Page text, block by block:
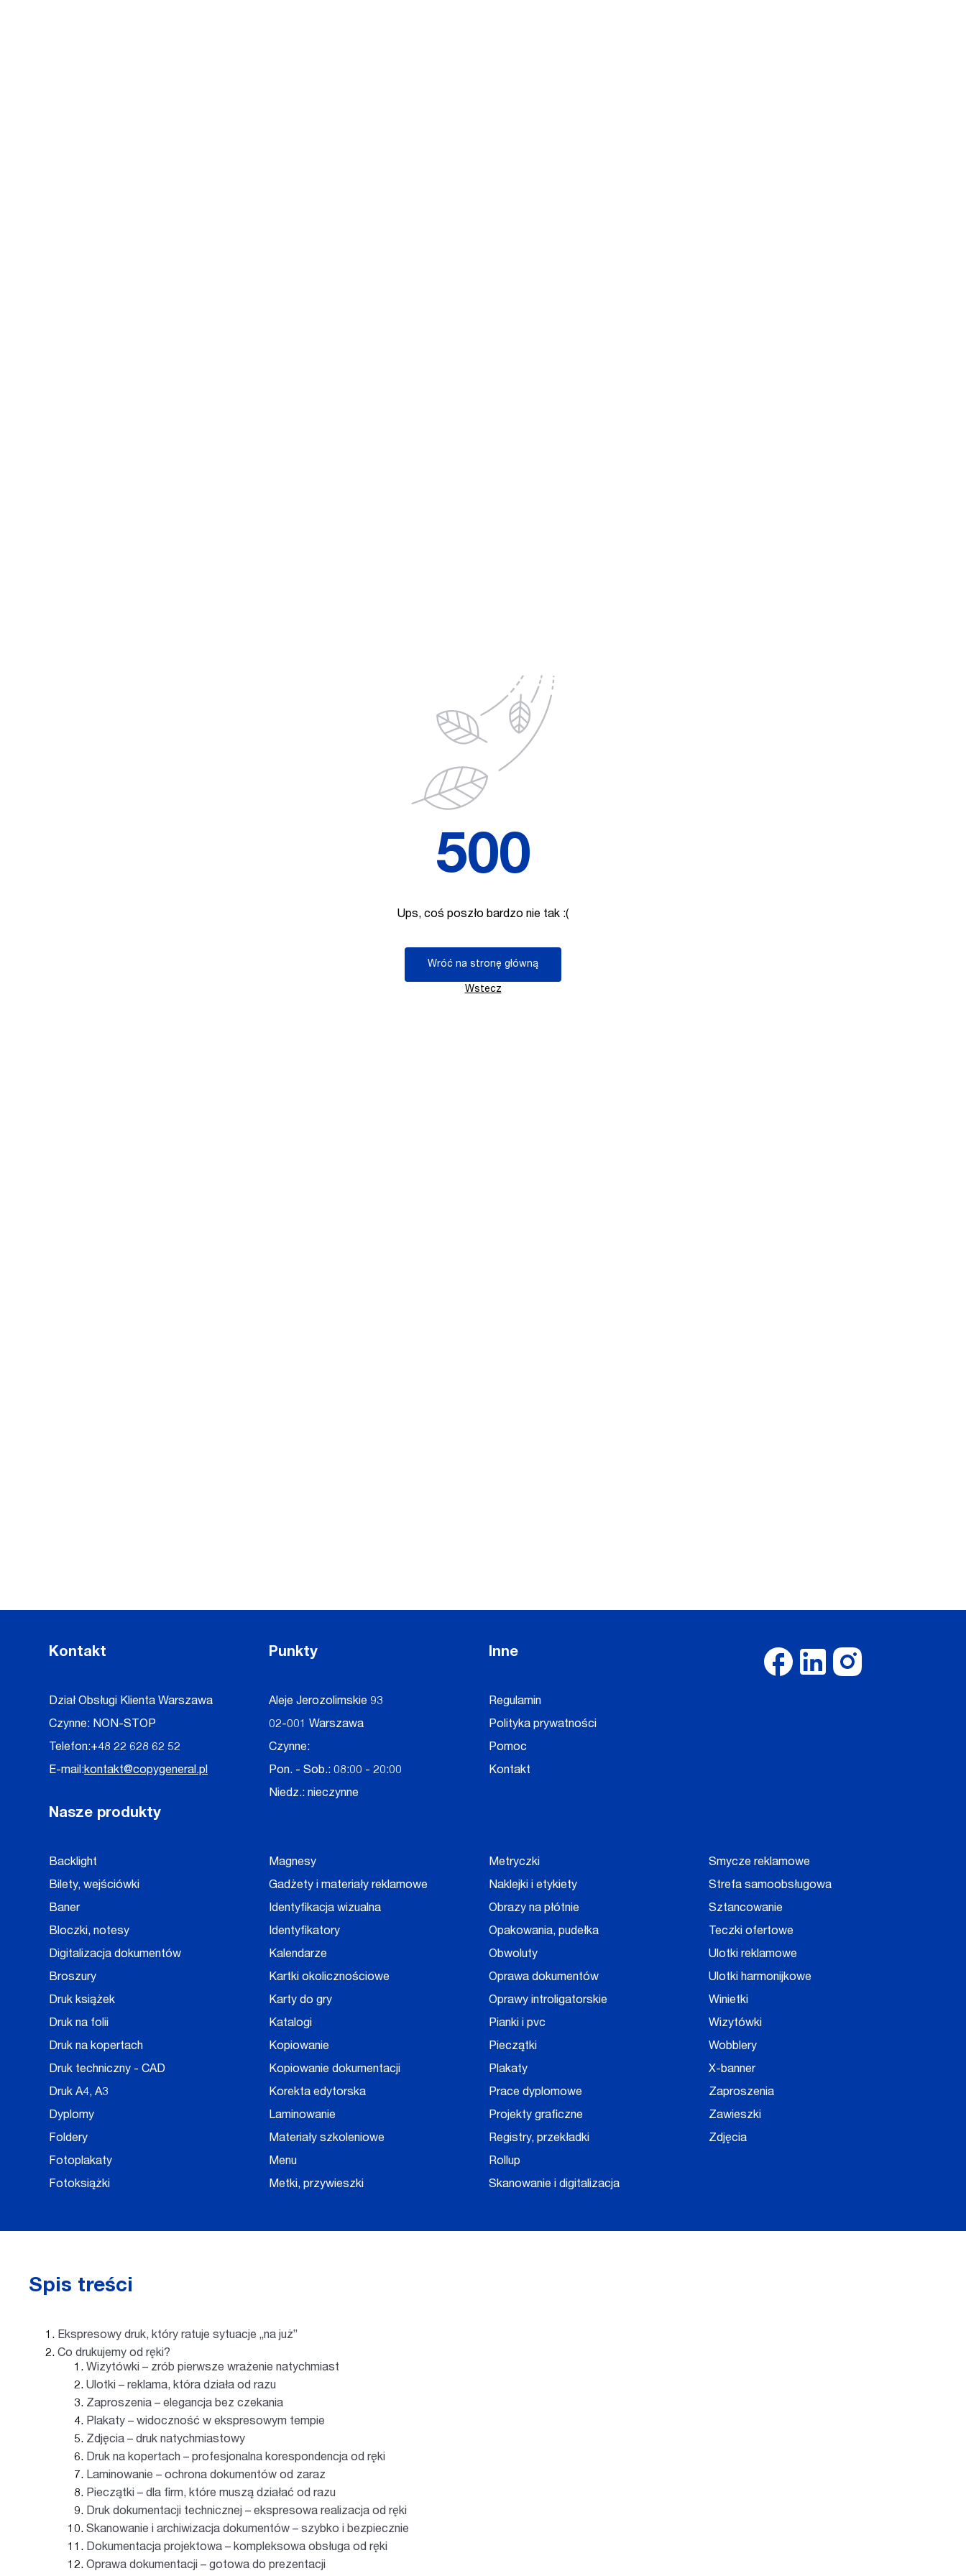
500
Ups, coś poszło bardzo nie tak :(
Wróć na stronę główną
Wstecz
Kontakt
Dział Obsługi Klienta Warszawa
Czynne: NON-STOP
Telefon:+48 22 628 62 52
E-mail:kontakt@copygeneral.pl
Punkty
Aleje Jerozolimskie 93
02-001 Warszawa
Czynne:
Pon. - Sob.: 08:00 - 20:00
Niedz.: nieczynne
Inne
Regulamin
Polityka prywatności
Pomoc
Kontakt
Nasze produkty
Backlight
Bilety, wejściówki
Baner
Bloczki, notesy
Digitalizacja dokumentów
Broszury
Druk książek
Druk na folii
Druk na kopertach
Druk techniczny - CAD
Druk A4, A3
Dyplomy
Foldery
Fotoplakaty
Fotoksiążki
Magnesy
Gadżety i materiały reklamowe
Identyfikacja wizualna
Identyfikatory
Kalendarze
Kartki okolicznościowe
Karty do gry
Katalogi
Kopiowanie
Kopiowanie dokumentacji
Korekta edytorska
Laminowanie
Materiały szkoleniowe
Menu
Metki, przywieszki
Metryczki
Naklejki i etykiety
Obrazy na płótnie
Opakowania, pudełka
Obwoluty
Oprawa dokumentów
Oprawy introligatorskie
Pianki i pvc
Pieczątki
Plakaty
Prace dyplomowe
Projekty graficzne
Registry, przekładki
Rollup
Skanowanie i digitalizacja
Smycze reklamowe
Strefa samoobsługowa
Sztancowanie
Teczki ofertowe
Ulotki reklamowe
Ulotki harmonijkowe
Winietki
Wizytówki
Wobblery
X-banner
Zaproszenia
Zawieszki
Zdjęcia
Spis treści
Ekspresowy druk, który ratuje sytuacje „na już”
Co drukujemy od ręki?
Wizytówki – zrób pierwsze wrażenie natychmiast
Ulotki – reklama, która działa od razu
Zaproszenia – elegancja bez czekania
Plakaty – widoczność w ekspresowym tempie
Zdjęcia – druk natychmiastowy
Druk na kopertach – profesjonalna korespondencja od ręki
Laminowanie – ochrona dokumentów od zaraz
Pieczątki – dla firm, które muszą działać od razu
Druk dokumentacji technicznej – ekspresowa realizacja od ręki
Skanowanie i archiwizacja dokumentów – szybko i bezpiecznie
Dokumentacja projektowa – kompleksowa obsługa od ręki
Oprawa dokumentacji – gotowa do prezentacji